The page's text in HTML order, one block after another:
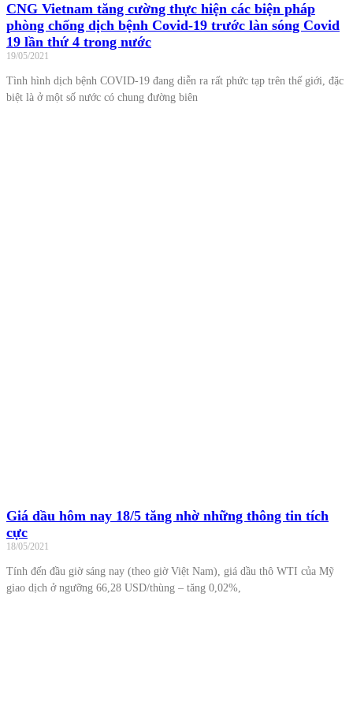
CNG Vietnam tăng cường thực hiện các biện pháp
phòng chống dịch bệnh Covid-19 trước làn sóng Covid
19 lần thứ 4 trong nước
19/05/2021
Tình hình dịch bệnh COVID-19 đang diễn ra rất phức tạp trên thế giới, đặc
biệt là ở một số nước có chung đường biên
Giá dầu hôm nay 18/5 tăng nhờ những thông tin tích
cực
18/05/2021
Tính đến đầu giờ sáng nay (theo giờ Việt Nam), giá dầu thô WTI của Mỹ
giao dịch ở ngưỡng 66,28 USD/thùng – tăng 0,02%,